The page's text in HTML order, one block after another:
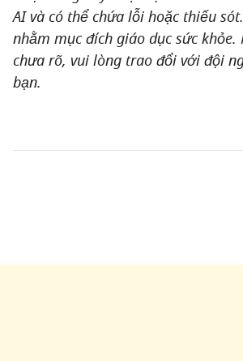
AI và có thể chứa lỗi hoặc thiếu
nhằm mục đích giáo dục sức khỏe.
chưa rõ, vui lòng trao đổi với đội
bạn.